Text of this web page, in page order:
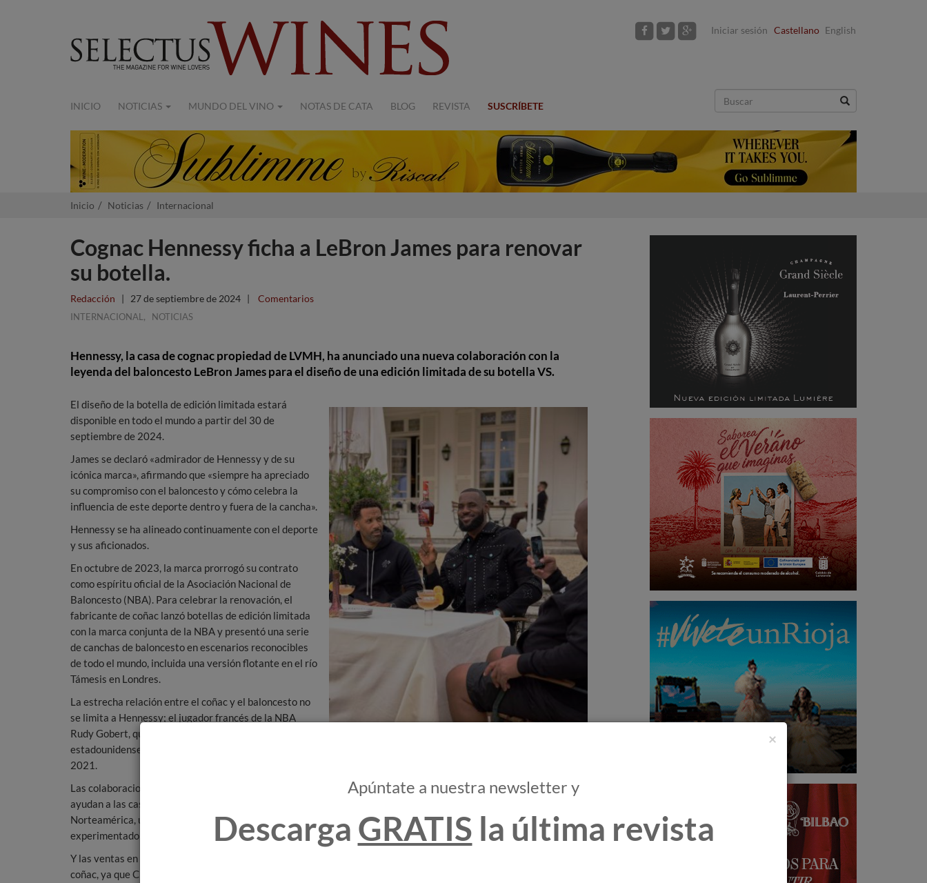
Iniciar sesión Castellano English
INICIO NOTICIAS MUNDO DEL VINO NOTAS DE CATA BLOG REVISTA SUSCRÍBETE
Inicio Noticias Internacional
Cognac Hennessy ficha a LeBron James para renovar
su botella.
Redacción | 27 de septiembre de 2024 | Comentarios
INTERNACIONAL , NOTICIAS
Hennessy, la casa de cognac propiedad de LVMH, ha anunciado una nueva colaboración con la
leyenda del baloncesto LeBron James para el diseño de una edición limitada de su botella VS.
El diseño de la botella de edición limitada estará
disponible en todo el mundo a partir del 30 de
septiembre de 2024.
James se declaró «admirador de Hennessy y de su
icónica marca», afirmando que «siempre ha apreciado
su compromiso con el baloncesto y cómo celebra la
influencia de este deporte dentro y fuera de la cancha».
Hennessy se ha alineado continuamente con el deporte
y sus aficionados.
En octubre de 2023, la marca prorrogó su contrato
como espíritu oficial de la Asociación Nacional de
Baloncesto (NBA). Para celebrar la renovación, el
fabricante de coñac lanzó botellas de edición limitada
con la marca conjunta de la NBA y presentó una serie
de canchas de baloncesto en escenarios reconocibles
de todo el mundo, incluida una versión flotante en el río
Támesis en Londres.
La estrecha relación entre el coñac y el baloncesto no
se limita a Hennessy; el jugador francés de la NBA
Rudy Gobert, que también juega en la liga
estadounidense, colabora con la marca Frapin desde
2021.
Las colaboraciones con jugadores de baloncesto
ayudan a las casas de coñac a darse a conocer en
Norteamérica, un mercado en el que la categoría atraviesa dificultades. En los últimos años, el coñac ha
experimentado un fuerte retroceso en este mercado, que representa el 40% de las ventas mundiales.
Y las ventas en Estados Unidos son cada vez más importantes para la estrategia de exportación de las casas de
coñac, ya que China, el mayor mercado de la categoría, amenaza con imponer aranceles.
×
Apúntate a nuestra newsletter y
Descarga GRATIS la última revista